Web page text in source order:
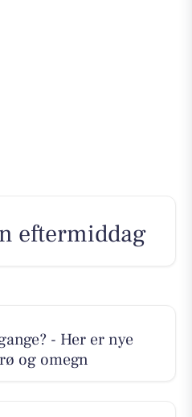
eftermiddag
- Her er nye
og omegn